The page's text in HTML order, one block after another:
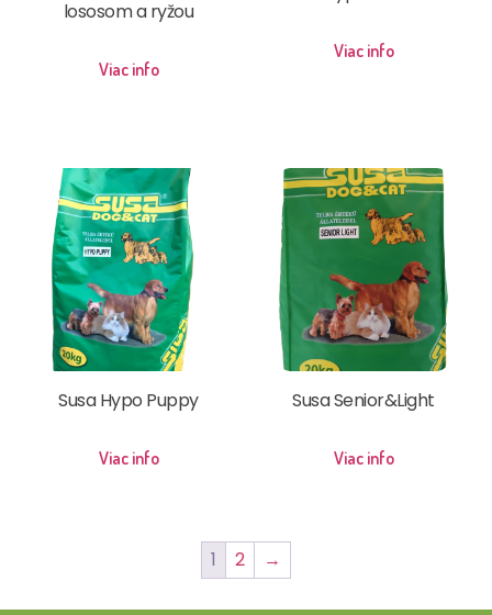
lososom a ryžou
Viac info
Viac info
Susa Hypo Puppy
Viac info
Susa Senior&Light
Viac info
1 2 →